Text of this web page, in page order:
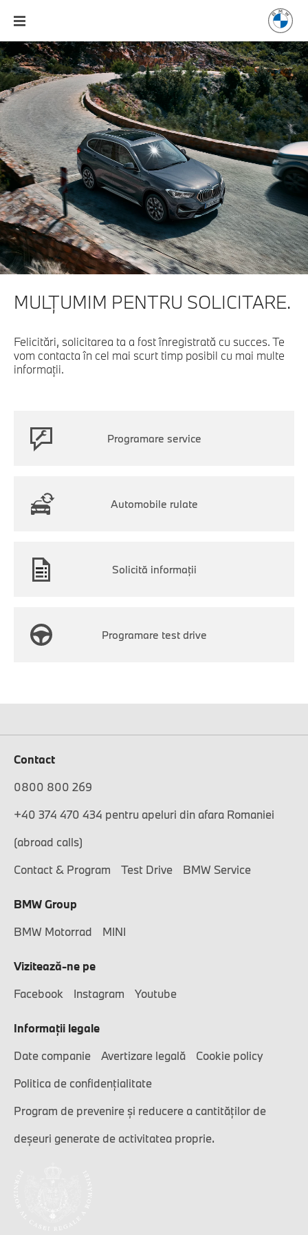
MULŢUMIM PENTRU SOLICITARE.
Felicitări, solicitarea ta a fost înregistrată cu succes. Te
vom contacta în cel mai scurt timp posibil cu mai multe
informaţii.
Programare service
Automobile rulate
Solicită informaţii
Programare test drive
Contact
0800 800 269
+40 374 470 434 pentru apeluri din afara Romaniei
(abroad calls)
Contact & Program
Test Drive BMW Service
BMW Group
BMW Motorrad
MINI
Vizitează-ne pe
Facebook
Instagram Youtube
Informaţii legale
Date companie
Avertizare legală
Cookie policy
Politica de confidențialitate
Program de prevenire și reducere a cantităților de
deșeuri generate de activitatea proprie.